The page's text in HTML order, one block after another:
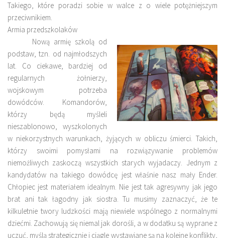
Takiego, które poradzi sobie w walce z o wiele potężniejszym
przeciwnikiem.
Armia przedszkolaków
Nową armię szkolą od
podstaw, tzn. od najmłodszych
lat. Co ciekawe, bardziej od
regularnych żołnierzy,
wojskowym potrzeba
dowódców. Komandorów,
którzy będą myśleli
nieszablonowo, wyszkolonych
w niekorzystnych warunkach, żyjących w obliczu śmierci. Takich,
którzy swoimi pomysłami na rozwiązywanie problemów
niemożliwych zaskoczą wszystkich starych wyjadaczy. Jednym z
kandydatów na takiego dowódcę jest właśnie nasz mały Ender.
Chłopiec jest materiałem idealnym. Nie jest tak agresywny jak jego
brat ani tak łagodny jak siostra. Tu musimy zaznaczyć, że te
kilkuletnie twory ludzkości mają niewiele wspólnego z normalnymi
dziećmi. Zachowują się niemal jak dorośli, a w dodatku są wyprane z
uczuć, myślą strategicznie i ciągle wystawiane są na kolejne konflikty,